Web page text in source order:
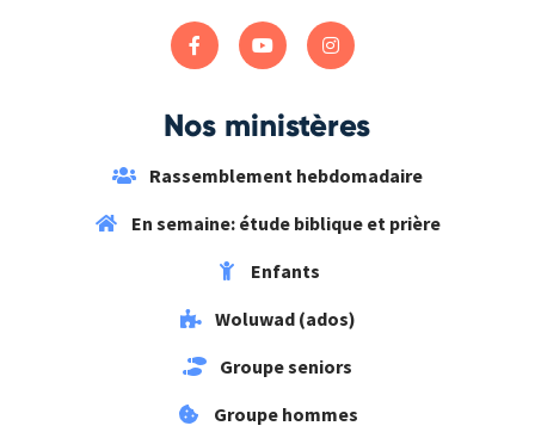
Nos ministères
Rassemblement hebdomadaire
En semaine: étude biblique et prière
Enfants
Woluwad (ados)
Groupe seniors
Groupe hommes